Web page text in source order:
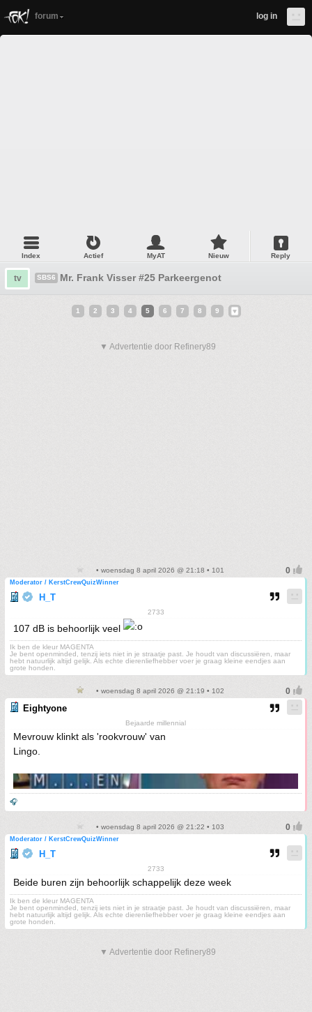
forum log in
Index Actief MyAT Nieuw Reply
tv SBS6 Mr. Frank Visser #25 Parkeergenot
1 2 3 4 5 6 7 8 9
▼ Advertentie door Refinery89
• woensdag 8 april 2026 @ 21:18 • 101
Moderator / KerstCrewQuizWinner
H_T
2733
107 dB is behoorlijk veel
Ik ben de kleur MAGENTA
Je bent openminded, tenzij iets niet in je straatje past. Je houdt van discussiëren, maar
hebt natuurlijk altijd gelijk. Als echte dierenliefhebber voer je graag kleine eendjes aan
grote honden.
• woensdag 8 april 2026 @ 21:19 • 102
Eightyone
Bejaarde millennial
Mevrouw klinkt als 'rookvrouw' van
Lingo.
🎧
• woensdag 8 april 2026 @ 21:22 • 103
Moderator / KerstCrewQuizWinner
H_T
2733
Beide buren zijn behoorlijk schappelijk deze week
Ik ben de kleur MAGENTA
Je bent openminded, tenzij iets niet in je straatje past. Je houdt van discussiëren, maar
hebt natuurlijk altijd gelijk. Als echte dierenliefhebber voer je graag kleine eendjes aan
grote honden.
▼ Advertentie door Refinery89